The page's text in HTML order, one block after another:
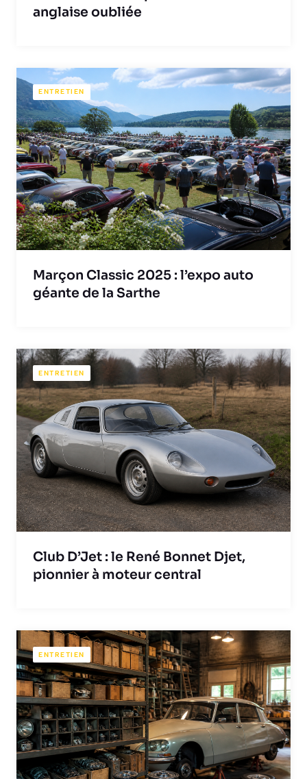
anglaise oubliée
ENTRETIEN
Marçon Classic 2025 : l’expo auto
géante de la Sarthe
ENTRETIEN
Club D’Jet : le René Bonnet Djet,
pionnier à moteur central
ENTRETIEN